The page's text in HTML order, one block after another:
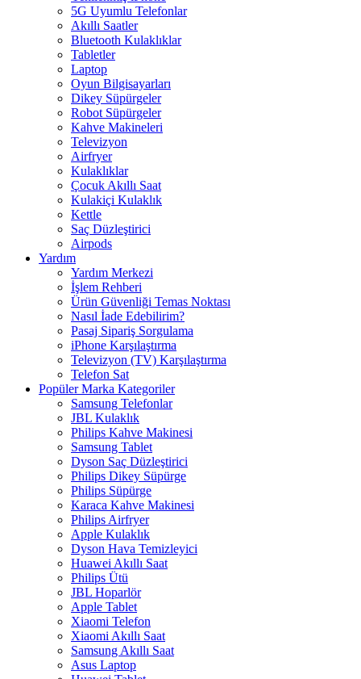
5G Uyumlu Telefonlar
Akıllı Saatler
Bluetooth Kulaklıklar
Tabletler
Laptop
Oyun Bilgisayarları
Dikey Süpürgeler
Robot Süpürgeler
Kahve Makineleri
Televizyon
Airfryer
Kulaklıklar
Çocuk Akıllı Saat
Kulakiçi Kulaklık
Kettle
Saç Düzleştirici
Airpods
Yardım
Yardım Merkezi
İşlem Rehberi
Ürün Güvenliği Temas Noktası
Nasıl İade Edebilirim?
Pasaj Sipariş Sorgulama
iPhone Karşılaştırma
Televizyon (TV) Karşılaştırma
Telefon Sat
Popüler Marka Kategoriler
Samsung Telefonlar
JBL Kulaklık
Philips Kahve Makinesi
Samsung Tablet
Dyson Saç Düzleştirici
Philips Dikey Süpürge
Philips Süpürge
Karaca Kahve Makinesi
Philips Airfryer
Apple Kulaklık
Dyson Hava Temizleyici
Huawei Akıllı Saat
Philips Ütü
JBL Hoparlör
Apple Tablet
Xiaomi Telefon
Xiaomi Akıllı Saat
Samsung Akıllı Saat
Asus Laptop